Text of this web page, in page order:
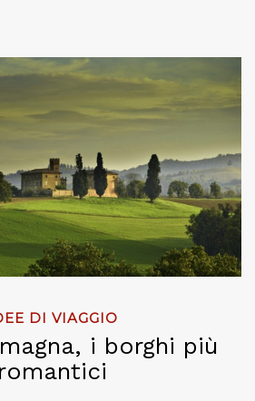
DI VIAGGIO
i borghi più
romantici